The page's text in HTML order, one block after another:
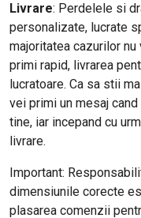
Livrare: Perdelele si
personalizate, lucrate
majoritatea cazurilor
primi rapid, livrarea
lucratoare. Ca sa stii
vei primi un mesaj
tine, iar incepand cu
livrare.
Important:
dimensiunile corecte
plasarea comenzii